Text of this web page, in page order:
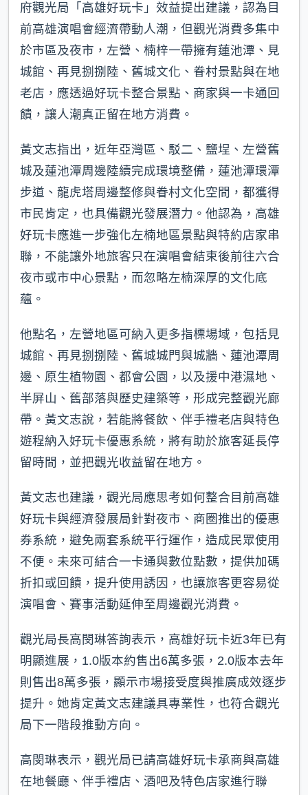
府觀光局「高雄好玩卡」效益提出建議，認為目
前高雄演唱會經濟帶動人潮，但觀光消費多集中
於市區及夜市，左營、楠梓一帶擁有蓮池潭、見
城館、再見捌捌陸、舊城文化、眷村景點與在地
老店，應透過好玩卡整合景點、商家與一卡通回
饋，讓人潮真正留在地方消費。
黃文志指出，近年亞灣區、駁二、鹽埕、左營舊
城及蓮池潭周邊陸續完成環境整備，蓮池潭環潭
步道、龍虎塔周邊整修與眷村文化空間，都獲得
市民肯定，也具備觀光發展潛力。他認為，高雄
好玩卡應進一步強化左楠地區景點與特約店家串
聯，不能讓外地旅客只在演唱會結束後前往六合
夜市或市中心景點，而忽略左楠深厚的文化底
蘊。
他點名，左營地區可納入更多指標場域，包括見
城館、再見捌捌陸、舊城城門與城牆、蓮池潭周
邊、原生植物園、都會公園，以及援中港濕地、
半屏山、舊部落與歷史建築等，形成完整觀光廊
帶。黃文志說，若能將餐飲、伴手禮老店與特色
遊程納入好玩卡優惠系統，將有助於旅客延長停
留時間，並把觀光收益留在地方。
黃文志也建議，觀光局應思考如何整合目前高雄
好玩卡與經濟發展局針對夜市、商圈推出的優惠
券系統，避免兩套系統平行運作，造成民眾使用
不便。未來可結合一卡通與數位點數，提供加碼
折扣或回饋，提升使用誘因，也讓旅客更容易從
演唱會、賽事活動延伸至周邊觀光消費。
觀光局長高閔琳答詢表示，高雄好玩卡近3年已有
明顯進展，1.0版本約售出6萬多張，2.0版本去年
則售出8萬多張，顯示市場接受度與推廣成效逐步
提升。她肯定黃文志建議具專業性，也符合觀光
局下一階段推動方向。
高閔琳表示，觀光局已請高雄好玩卡承商與高雄
在地餐廳、伴手禮店、酒吧及特色店家進行聯